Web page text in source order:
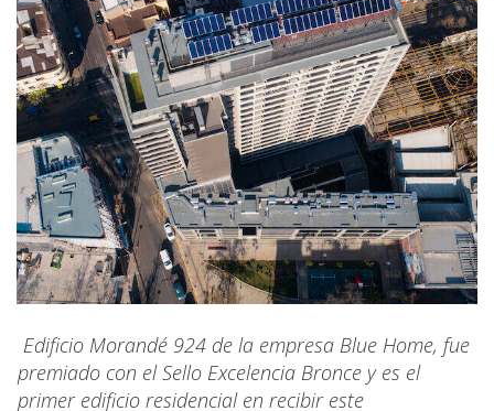
Edificio Morandé 924 de la empresa Blue Home, fue
premiado con el Sello Excelencia Bronce y es el
primer edificio residencial en recibir este